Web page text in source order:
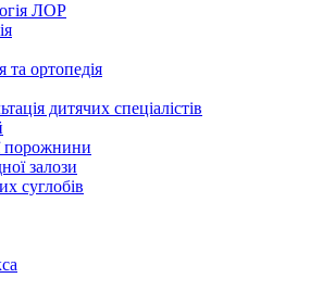
ЛОР
та ортопедія
дитячих спеціалістів
порожнини
залози
суглобів